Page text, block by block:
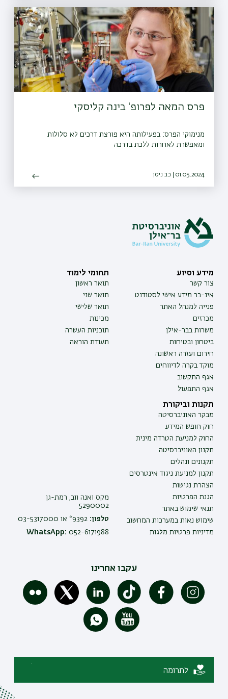
פרס המאה לפרופ' בינה קליסקי
מנימוקי הפרס: בפעילותה היא פורצת דרכים לא סלולות
ומאפשרת לאחרות ללכת בדרכה
01.05.2024 | כב ניסן
מידע וסיוע
צור קשר
אינ-בר מידע אישי לסטודנט
פנייה למנהל האתר
מכרזים
משרות בבר-אילן
ביטחון ובטיחות
חירום ועזרה ראשונה
מוקד בקרה לדיווחים
אגף התקשוב
אגף התפעול
תחומי לימוד
תואר ראשון
תואר שני
תואר שלישי
מכינות
תוכניות העשרה
תעודת הוראה
תקנות וביקורת
מבקר האוניברסיטה
חוק חופש המידע
החוק למניעת הטרדה מינית
תקנון האוניברסיטה
תקנונים ונהלים
תקנון למניעת ניגוד אינטרסים
הצהרת נגישות
הגנת הפרטיות
תנאי שימוש באתר
שימוש נאות במערכות המחשוב
מדיניות פרטיות מלגות
מקס ואנה ווב, רמת-גן
5290002
טלפון:
WhatsApp: 052-6171988
עקבו אחרינו
לתרומה